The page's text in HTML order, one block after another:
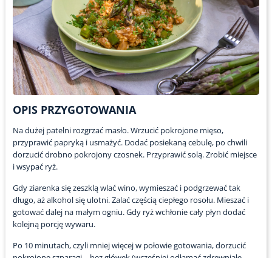
OPIS PRZYGOTOWANIA
Na dużej patelni rozgrzać masło. Wrzucić pokrojone mięso,
przyprawić papryką i usmażyć. Dodać posiekaną cebulę, po chwili
dorzucić drobno pokrojony czosnek. Przyprawić solą. Zrobić miejsce
i wsypać ryż.
Gdy ziarenka się zeszklą wlać wino, wymieszać i podgrzewać tak
długo, aż alkohol się ulotni. Zalać częścią ciepłego rosołu. Mieszać i
gotować dalej na małym ogniu. Gdy ryż wchłonie cały płyn dodać
kolejną porcję wywaru.
Po 10 minutach, czyli mniej więcej w połowie gotowania, dorzucić